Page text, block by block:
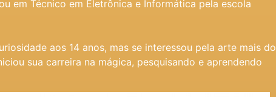
em Técnico em Eletrônica e Informática pela escola
aos 14 anos, mas se interessou pela arte mais do
sua carreira na mágica, pesquisando e aprendendo